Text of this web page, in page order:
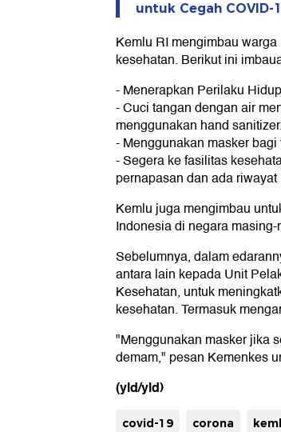
untuk Cegah COVID-
Kemlu RI mengimbau
kesehatan. Berikut ini
- Menerapkan Perilaku
- Cuci tangan dengan air
menggunakan hand sanitizer.
- Menggunakan masker
- Segera ke fasilitas
pernapasan dan ada
Kemlu juga mengimbau
Indonesia di negara
Sebelumnya, dalam
antara lain kepada Unit
Kesehatan, untuk
kesehatan. Termasuk
"Menggunakan masker jika
demam," pesan Kemenkes
(yld/yld)
covid-19 corona